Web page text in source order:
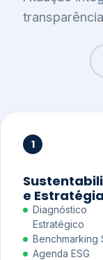
1
e Estratégia
Diagnóstico
Estratégico
Benchmarking
Agenda ESG